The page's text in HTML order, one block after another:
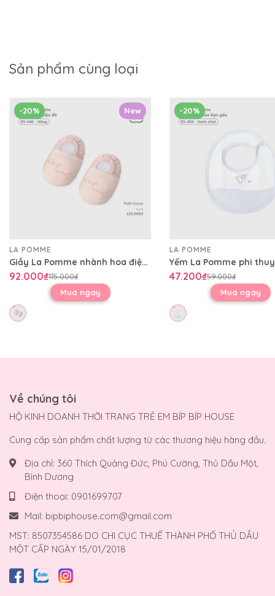
Sản phẩm cùng loại
New
-20%
LA POMME
Giầy La Pomme nhành hoa điệu đà
92.000₫115.000₫
Mua ngay
-20%
LA POMME
47.200₫59.000₫
Mua ngay
Về chúng tôi
HỘ KINH DOANH THỜI TRANG TRẺ EM BÍP BÍP HOUSE
Cung cấp sản phẩm chất lượng từ các thương hiệu hàng đầu.
Địa chỉ: 360 Thích Quảng Đức, Phú Cường, Thủ Dầu Một,
Bình Dương
Điện thoại: 0901699707
Mail: bipbiphouse.com@gmail.com
MST: 8507354586 DO CHI CỤC THUẾ THÀNH PHỐ THỦ DẦU
MỘT CẤP NGÀY 15/01/2018